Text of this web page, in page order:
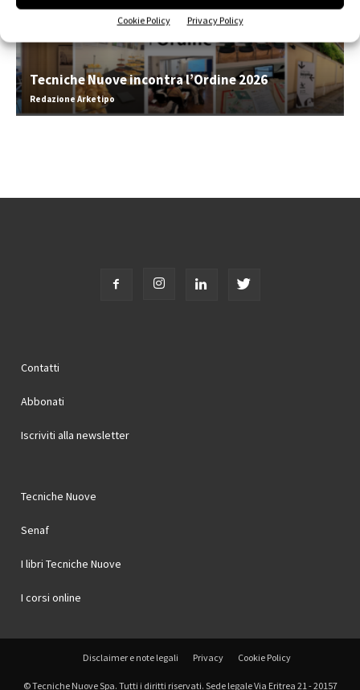
Cookie Policy Privacy Policy
Tecniche Nuove incontra l’Ordine 2026
Redazione Arketipo
Contatti
Abbonati
Iscriviti alla newsletter
Tecniche Nuove
Senaf
I libri Tecniche Nuove
I corsi online
Disclaimer e note legali Privacy Cookie Policy
© Tecniche Nuove Spa. Tutti i diritti riservati. Sede legale Via Eritrea 21 - 20157